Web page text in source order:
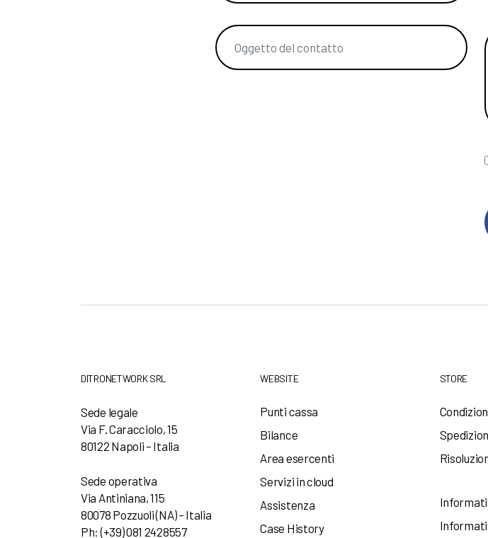
DITRONETWORK SRL
Sede legale
Via F. Caracciolo, 15
80122 Napoli – Italia
Sede operativa
Via Antiniana, 115
80078 Pozzuoli (NA) – Italia
Ph: (+39) 081 2428557
WEBSITE
Punti cassa
Bilance
Area esercenti
Servizi in cloud
Assistenza
Case History
STORE